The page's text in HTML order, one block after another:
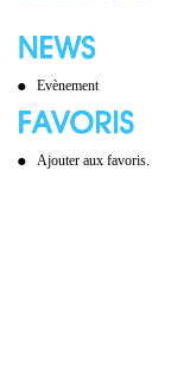
Evènement
Ajouter aux favoris.